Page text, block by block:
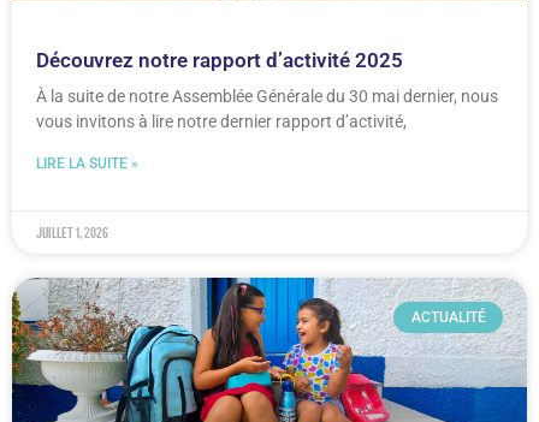
Découvrez notre rapport d’activité 2025
À la suite de notre Assemblée Générale du 30 mai dernier, nous
vous invitons à lire notre dernier rapport d’activité,
LIRE LA SUITE »
juillet 1, 2026
ACTUALITÉ